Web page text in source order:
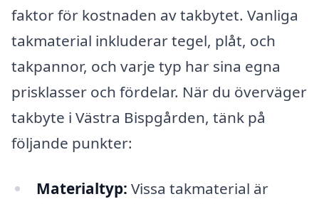
faktor för kostnaden av takbytet. Vanliga
takmaterial inkluderar tegel, plåt, och
takpannor, och varje typ har sina egna
prisklasser och fördelar. När du överväger
takbyte i Västra Bispgården, tänk på
följande punkter:
Materialtyp: Vissa takmaterial är